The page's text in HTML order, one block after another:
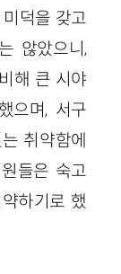
덕을 갖고
않았으니,
해 큰 시야
으며, 서구
취약함에
들은 숙고
하기로 했